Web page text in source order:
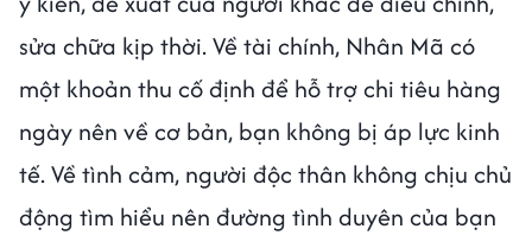
sửa chữa kịp thời. Về tài chính, Nhân Mã có
một khoản thu cố định để hỗ trợ chi tiêu hàng
ngày nên về cơ bản, bạn không bị áp lực kinh
tế. Về tình cảm, người độc thân không chịu chủ
động tìm hiểu nên đường tình duyên của bạn